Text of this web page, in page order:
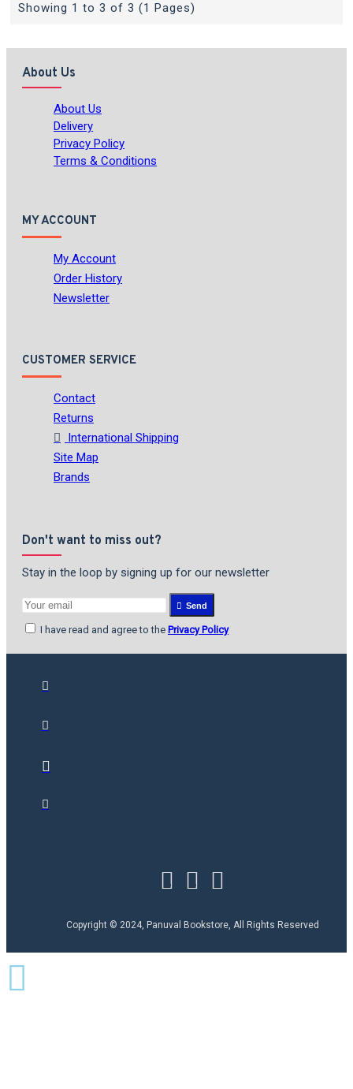
Showing 1 to 3 of 3 (1 Pages)
About Us
About Us
Delivery
Privacy Policy
Terms & Conditions
MY ACCOUNT
My Account
Order History
Newsletter
CUSTOMER SERVICE
Contact
Returns
International Shipping
Site Map
Brands
Don't want to miss out?
Stay in the loop by signing up for our newsletter
Send
I have read and agree to the Privacy Policy
Copyright © 2024, Panuval Bookstore, All Rights Reserved